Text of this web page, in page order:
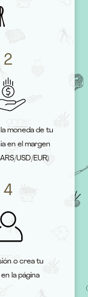
2
moneda de tu
en el margen
USD/EUR)
4
o crea tu
la página